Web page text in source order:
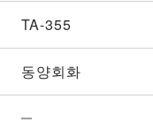
TA-355
동양회화